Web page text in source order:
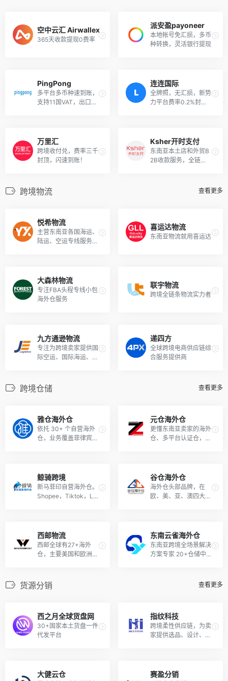
空中云汇 Airwallex
365天收款提现0费率
派安盈payoneer
本地帐号免汇损，多币
种转换，灵活银行提现
PingPong
多平台多币种速到账，
支持11国VAT，出口退
连连国际
全牌照，无汇损，新势
力平台费率0.2%封
万里汇
跨境收付兑，费率三千
封顶，闪速到账！
Ksher开时支付
东南亚本土店和外贸B
2B收款服务，全链路
跨境物流 查看更多
悦希物流
主营东南亚各国海运、
陆运、空运专线服务，
供全链路个性化物流解
决方案！
喜运达物流
东南亚物流就用喜运达
大森林物流
专注FBA头程专线小包
海外仓服务
联宇物流
跨境全链条物流实力者
九方通逊物流
专注为跨境卖家提供国
际空运、国际海运、国
递四方
全球跨境电商供应链综
合服务提供商
跨境仓储 查看更多
雅仓海外仓
依托 30+ 个自营海外
仓，业务覆盖菲律宾、
元仓海外仓
更懂东南亚卖家的海外
仓、多平台认证仓，覆
鲸骑跨境
新马菲印自营海外仓。
Shopee，Tiktok，La
务。
谷仓海外仓
海外仓头部品牌，在
欧、美、亚、澳四大洲
西邮物流
西邮全球有27+海外
仓，主要美国和欧洲仓
东南云雀海外仓
东南亚跨境全场景解决
方案专家 20+仓储中
货源分销 查看更多
西之月全球货盘网
30+国家本土货盘一件
代发平台
指纹科技
跨境柔性供应链，为卖
家提供选品、设计、生
大健云仓 赛盈分销